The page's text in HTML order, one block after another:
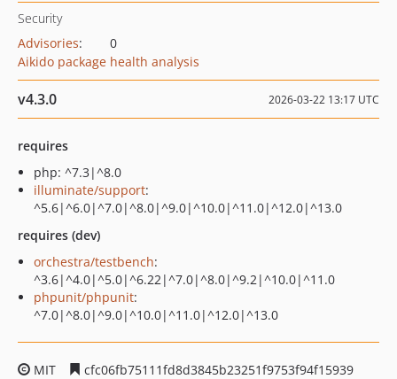
Security
Advisories:
0
Aikido package health analysis
v4.3.0 2026-03-22 13:17 UTC
requires
php: ^7.3|^8.0
illuminate/support:
^5.6|^6.0|^7.0|^8.0|^9.0|^10.0|^11.0|^12.0|^13.0
requires (dev)
orchestra/testbench:
^3.6|^4.0|^5.0|^6.22|^7.0|^8.0|^9.2|^10.0|^11.0
phpunit/phpunit:
^7.0|^8.0|^9.0|^10.0|^11.0|^12.0|^13.0
MIT
cfc06fb75111fd8d3845b23251f9753f94f15939